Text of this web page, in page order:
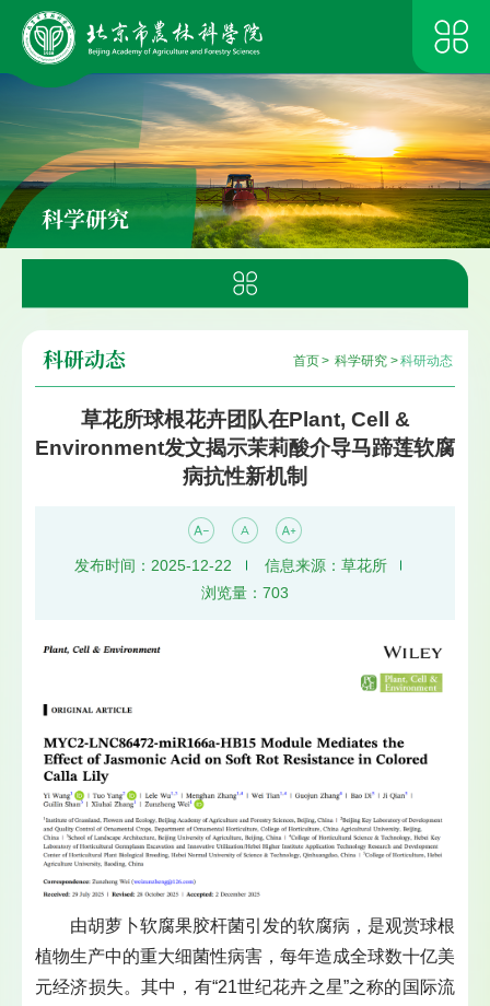
科学研究
首页> 科学研究 >科研动态
科研动态
草花所球根花卉团队在Plant, Cell &
Environment发文揭示茉莉酸介导马蹄莲软腐
病抗性新机制
发布时间：2025-12-22
信息来源：草花所
浏览量： 703
由胡萝卜软腐果胶杆菌引发的软腐病，是观赏球根
植物生产中的重大细菌性病害，每年造成全球数十亿美
元经济损失。其中，有“21世纪花卉之星”之称的国际流